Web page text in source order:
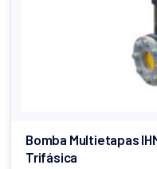
Bomba Multietapas
Trifásica